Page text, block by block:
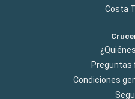
Costa
Condiciones